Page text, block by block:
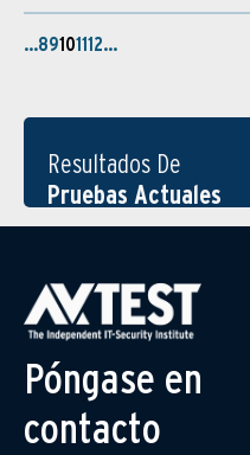
…89101112…
Resultados De
Pruebas Actuales
Póngase en
contacto